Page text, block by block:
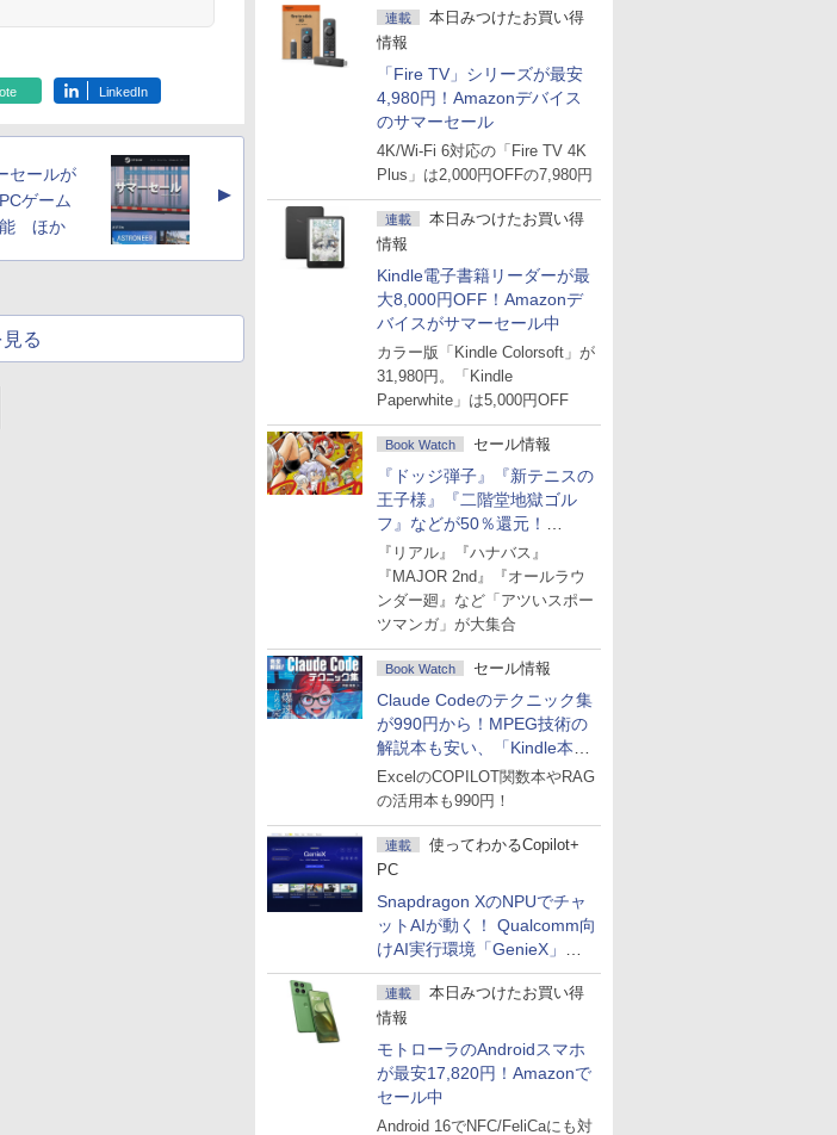
連載
本日みつけたお買い得
情報
「Fire TV」シリーズが最安
4,980円！Amazonデバイス
のサマーセール
4K/Wi-Fi 6対応の「Fire TV 4K
Plus」は2,000円OFFの7,980円
連載
本日みつけたお買い得
情報
Kindle電子書籍リーダーが最
大8,000円OFF！Amazonデ
バイスがサマーセール中
カラー版「Kindle Colorsoft」が
31,980円。「Kindle
Paperwhite」は5,000円OFF
Book Watch セール情報
『ドッジ弾子』『新テニスの
王子様』『二階堂地獄ゴル
フ』などが50％還元！
Amazonマンガ週末セール
『リアル』『ハナバス』
『MAJOR 2nd』『オールラウ
ンダー廻』など「アツいスポー
ツマンガ」が大集合
Book Watch セール情報
Claude Codeのテクニック集
が990円から！MPEG技術の
解説本も安い、「Kindle本サ
マーセール」第2弾開始！
ExcelのCOPILOT関数本やRAG
の活用本も990円！
連載
使ってわかるCopilot+
PC
Snapdragon XのNPUでチャ
ットAIが動く！ Qualcomm向
けAI実行環境「GenieX」を
試してみた
連載
本日みつけたお買い得
情報
モトローラのAndroidスマホ
が最安17,820円！Amazonで
セール中
Android 16でNFC/FeliCaにも対
LinkedIn
セールが
ゲーム
能 ほか
▲
る